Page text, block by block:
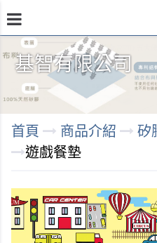
基智有限公司
商品介紹 瞭解技術
首頁 商品介紹 矽
遊戲餐墊